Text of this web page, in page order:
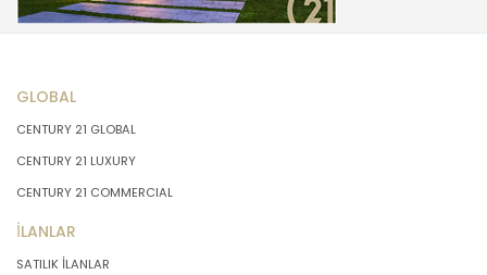
GLOBAL
CENTURY 21 GLOBAL
CENTURY 21 LUXURY
CENTURY 21 COMMERCIAL
İLANLAR
SATILIK İLANLAR